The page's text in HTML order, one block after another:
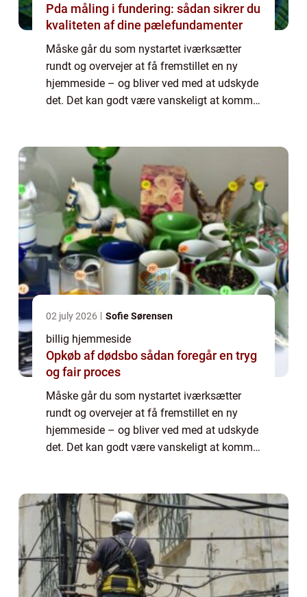
Pda måling i fundering: sådan sikrer du
kvaliteten af dine pælefundamenter
Måske går du som nystartet iværksætter
rundt og overvejer at få fremstillet en ny
hjemmeside – og bliver ved med at udskyde
det. Det kan godt være vanskeligt at komme
02 july 2026 Sofie Sørensen
billig hjemmeside
Opkøb af dødsbo sådan foregår en tryg
og fair proces
Måske går du som nystartet iværksætter
rundt og overvejer at få fremstillet en ny
hjemmeside – og bliver ved med at udskyde
det. Det kan godt være vanskeligt at komme
ve...